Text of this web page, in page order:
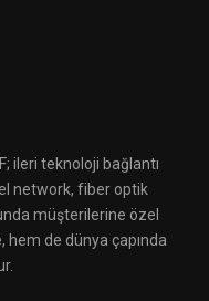
ileri teknoloji bağlantı
network, fiber optik
müşterilerine özel
hem de dünya çapında